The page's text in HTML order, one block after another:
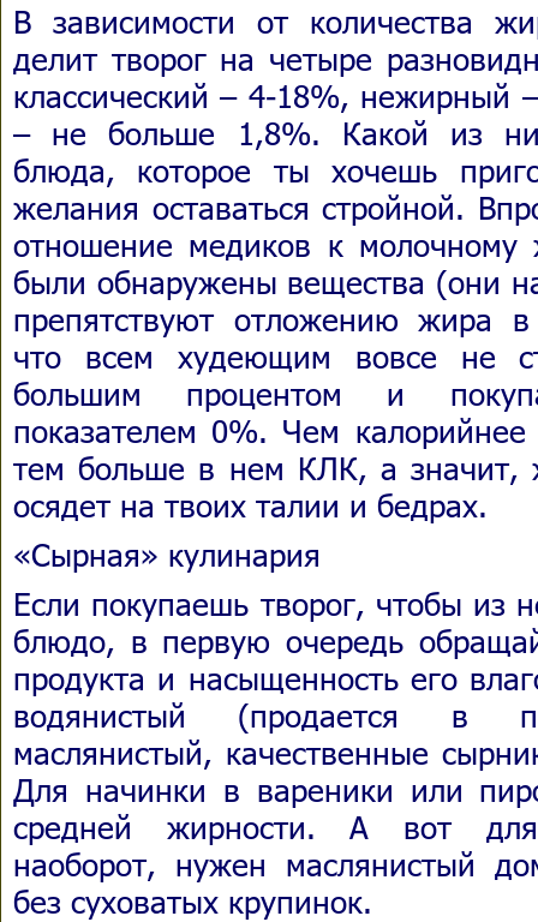
В зависимости от количества
делит творог на четыре
классический – 4-18%, нежирный
– не больше 1,8%. Какой из
блюда, которое ты хочешь
желания оставаться стройной.
отношение медиков к
были обнаружены вещества (они
препятствуют отложению жира в
что всем худеющим вовсе не
большим процентом и
показателем 0%. Чем
тем больше в нем КЛК, а значит,
осядет на твоих талии и бедрах.
«Сырная» кулинария
Если покупаешь творог, чтобы из
блюдо, в первую очередь
продукта и насыщенность его
водянистый (продается в
маслянистый, качественные
Для начинки в вареники или
средней жирности. А вот
наоборот, нужен маслянистый
без суховатых крупинок.